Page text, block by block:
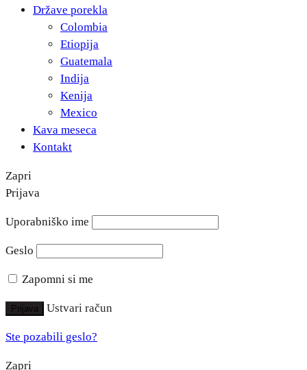
Države porekla
Colombia
Etiopija
Guatemala
Indija
Kenija
Mexico
Kava meseca
Kontakt
Zapri
Prijava
Uporabniško ime
Geslo
Zapomni si me
Prijava Ustvari račun
Ste pozabili geslo?
Zapri